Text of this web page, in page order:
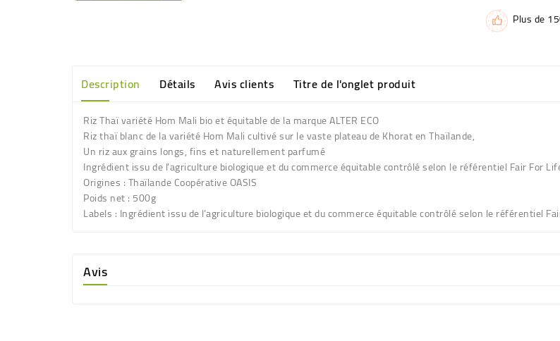
Plus de
Description Détails Avis clients Titre de l'onglet produit
Riz Thaï variété Hom Mali bio et équitable de la marque ALTER ECO
Riz thaï blanc de la variété Hom Mali cultivé sur le vaste plateau de Khorat en Thaïlande,
Un riz aux grains longs, fins et naturellement parfumé
Ingrédient issu de l’agriculture biologique et du commerce équitable contrôlé selon le référentiel Fair For
Origines : Thaïlande Coopérative OASIS
Poids net: 500g
Labels : Ingrédient issu de l’agriculture biologique et du commerce équitable contrôlé selon le référentiel
Avis